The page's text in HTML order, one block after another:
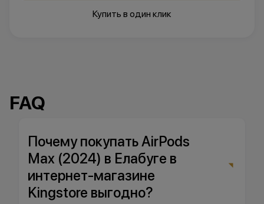
Купить в один клик
FAQ
Почему покупать AirPods
Max (2024) в Елабуге в
интернет-магазине
Kingstore выгодно?